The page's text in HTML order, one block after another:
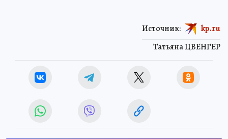
Татьяна ЦВЕНГЕР
Источник: kp.ru